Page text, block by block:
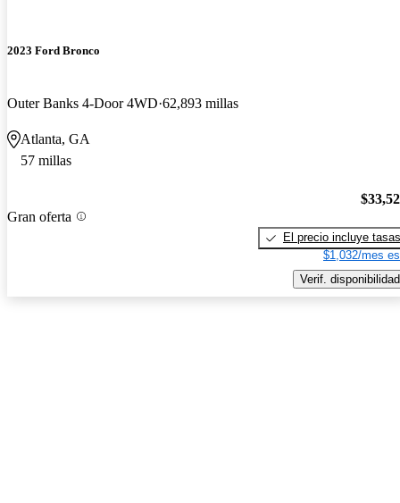
2023 Ford Bronco
Outer Banks 4-Door 4WD 62,893 millas
Atlanta, GA
57 millas
Gran oferta
El precio incluye tasas
$1,032/mes
Verif. disponibilidad